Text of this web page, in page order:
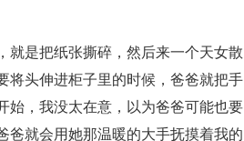
就是把纸张撕碎，然后来一个天女散
将头伸进柜子里的时候，爸爸就把手
始，我没太在意，以为爸爸可能也要
爸就会用她那温暖的大手抚摸着我的